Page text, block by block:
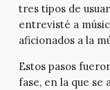
tres tipos de
entrevisté a
aficionados a la
Estos pasos
fase, en la que se